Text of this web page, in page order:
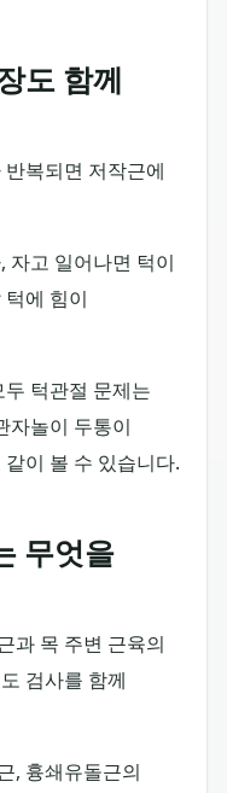
도 함께
복되면 저작근에
자고 일어나면 턱이
에 힘이
턱관절 문제는
자놀이 두통이
이 볼 수 있습니다.
무엇을
과 목 주변 근육의
검사를 함께
, 흉쇄유돌근의